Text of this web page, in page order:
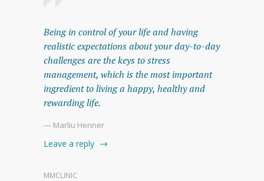
Being in control of your life and having
realistic expectations about your day-to-day
challenges are the keys to stress
management, which is the most important
ingredient to living a happy, healthy and
rewarding life.
— Marliu Henner
Leave a reply
MMCLINIC